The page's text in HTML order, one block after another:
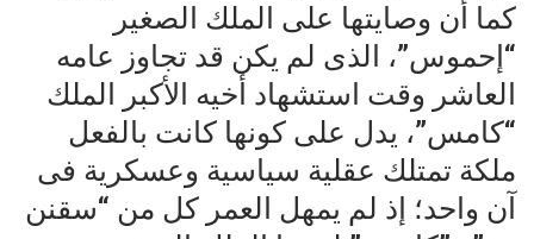
كما أن وصايتها على الملك الصغير
“إحموس”، الذى لم يكن قد تجاوز عامه
العاشر وقت استشهاد أخيه الأكبر الملك
“كامس”، يدل على كونها كانت بالفعل
ملكة تمتلك عقلية سياسية وعسكرية فى
آن واحد؛ إذ لم يمهل العمر كل من “سقنن